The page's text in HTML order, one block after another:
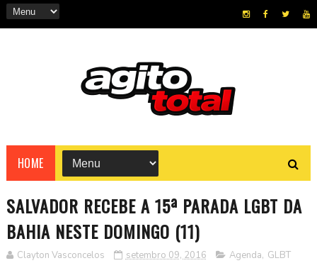
HOME
SALVADOR RECEBE A 15ª PARADA LGBT DA
BAHIA NESTE DOMINGO (11)
Clayton Vasconcelos setembro 09, 2016 Agenda, GLBT